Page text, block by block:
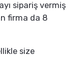
sipariş vermiş
firma da 8
size